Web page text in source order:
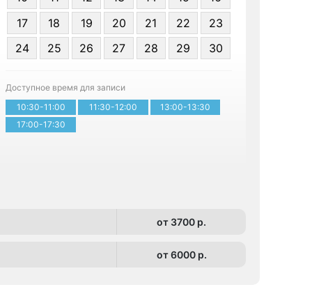
17
18 19 20 21 22
23
24
25 26 27 28 29 30
Доступное время для записи
10:30-11:00
11:30-12:00
13:00-13:30
17:00-17:30
от 3700 p.
от 6000 p.